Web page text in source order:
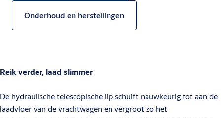
Onderhoud en herstellingen
Reik verder, laad slimmer
De hydraulische telescopische lip schuift nauwkeurig tot aan de
laadvloer van de vrachtwagen en vergroot zo het